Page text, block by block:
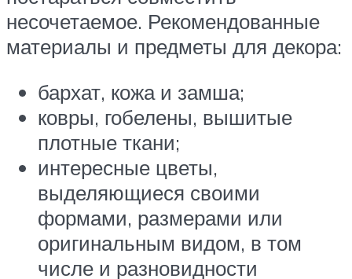
несочетаемое. Рекомендованные
материалы и предметы для декора:
бархат, кожа и замша;
ковры, гобелены, вышитые
плотные ткани;
интересные цветы,
выделяющиеся своими
формами, размерами или
оригинальным видом, в том
числе и разновидности